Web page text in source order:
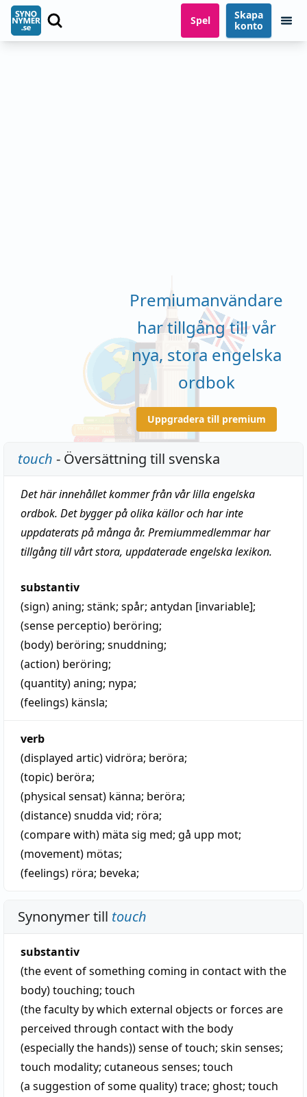
Spel
Skapa
konto
Premiumanvändare
har tillgång till vår
nya, stora engelska
ordbok
Uppgradera till premium
touch - Översättning till svenska
Det här innehållet kommer från vår lilla engelska
ordbok. Det bygger på olika källor och har inte
uppdaterats på många år. Premiummedlemmar har
tillgång till vårt stora, uppdaterade engelska lexikon.
substantiv
(sign)aning; stänk; spår; antydan [invariable];
(sense perceptio) beröring;
(body) beröring; snuddning;
(action) beröring;
(quantity)aning; nypa;
(feelings) känsla;
verb
(displayed artic)vidröra; beröra;
(topic) beröra;
(physical sensat) känna; beröra;
(distance)snudda vid; röra;
(compare with) mäta sig med; gå upp mot;
(movement) mötas;
(feelings) röra; beveka;
Synonymer till touch
substantiv
(the event of something coming in contact with the
body)touching; touch
(the faculty by which external objects or forces are
perceived through contact with the body
(especially the hands))sense of touch; skin senses;
touch modality; cutaneous senses; touch
(a suggestion of some quality)trace; ghost; touch